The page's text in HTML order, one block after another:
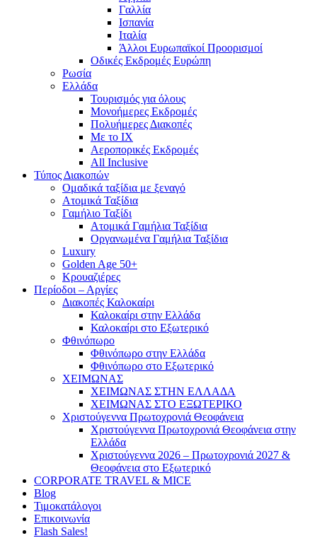
Γαλλία
Ισπανία
Ιταλία
Άλλοι Ευρωπαϊκοί Προορισμοί
Οδικές Εκδρομές Ευρώπη
Ρωσία
Ελλάδα
Τουρισμός για όλους
Mονοήμερες Εκδρομές
Πολυήμερες Διακοπές
Με το ΙΧ
Αεροπορικές Εκδρομές
All Inclusive
Τύπος Διακοπών
Ομαδικά ταξίδια με ξεναγό
Ατομικά Ταξίδια
Γαμήλιο Ταξίδι
Ατομικά Γαμήλια Ταξίδια
Οργανωμένα Γαμήλια Ταξίδια
Luxury
Golden Age 50+
Κρουαζιέρες
Περίοδοι – Αργίες
Διακοπές Καλοκαίρι
Καλοκαίρι στην Ελλάδα
Καλοκαίρι στο Εξωτερικό
Φθινόπωρο
Φθινόπωρο στην Ελλάδα
Φθινόπωρο στο Εξωτερικό
ΧΕΙΜΩΝΑΣ
ΧΕΙΜΩΝΑΣ ΣΤΗΝ ΕΛΛΑΔΑ
ΧΕΙΜΩΝΑΣ ΣΤΟ ΕΞΩΤΕΡΙΚΟ
Χριστούγεννα Πρωτοχρονιά Θεοφάνεια
Χριστούγεννα Πρωτοχρονιά Θεοφάνεια στην
Ελλάδα
Χριστούγεννα 2026 – Πρωτοχρονιά 2027 &
Θεοφάνεια στο Εξωτερικό
CORPORATE TRAVEL & MICE
Blog
Τιμοκατάλογοι
Επικοινωνία
Flash Sales!